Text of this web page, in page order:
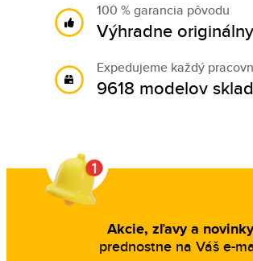
100 % garancia pôvodu
Výhradne
Expedujeme každý
9618 modelov
Akcie, zľavy a novinky
prednostne na Váš e-